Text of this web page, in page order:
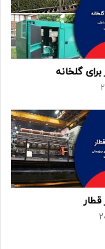
برای گلخانه
قطار